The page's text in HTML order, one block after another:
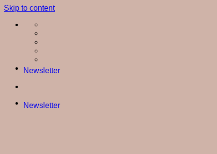
Skip to content
Newsletter
Newsletter